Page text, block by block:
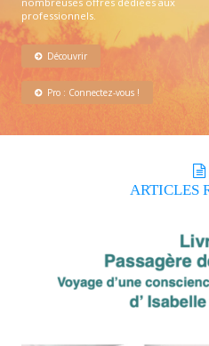
professionnels.
Découvrir
Pro : Connectez-vous !
ARTICLES